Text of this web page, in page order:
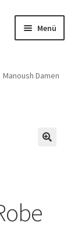
Menü
Manoush Damen